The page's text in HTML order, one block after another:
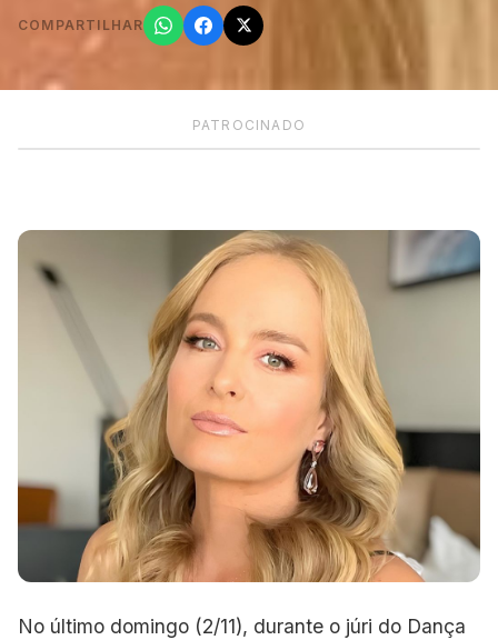
COMPARTILHAR
PATROCINADO
No último domingo (2/11), durante o júri do Dança